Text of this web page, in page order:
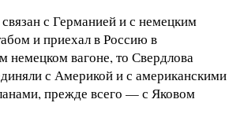
с Германией и с немецким
и приехал в Россию в
немецком вагоне, то Свердлова
с Америкой и с американскими
прежде всего — с Яковом